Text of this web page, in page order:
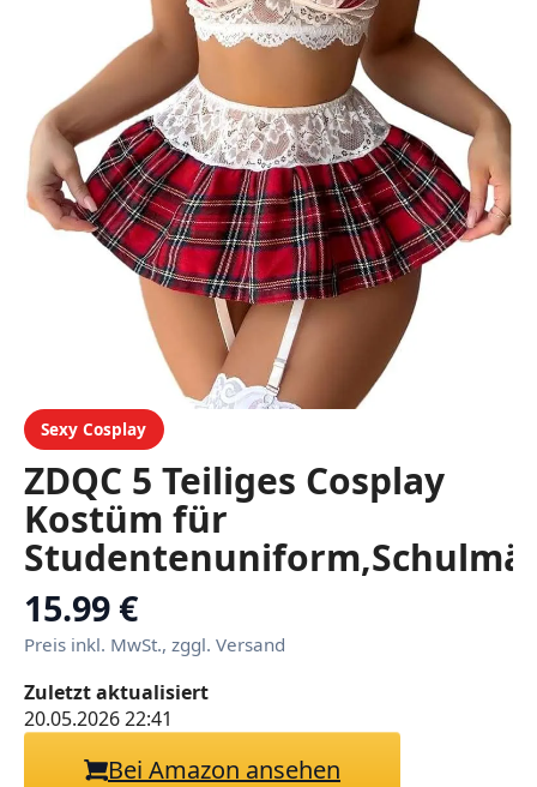
Sexy Cosplay
ZDQC 5 Teiliges Cosplay
Kostüm für
Dessous Set für Damen,
Sexy Roleplay Reizwäsche
mit kariertem Mini-
Faltenrock, Crop-Top &
Krawatte
15.99 €
Preis inkl. MwSt., zggl. Versand
Zuletzt aktualisiert
20.05.2026 22:41
Bei Amazon ansehen